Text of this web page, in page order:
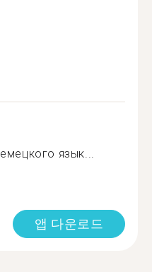
язык...
앱 다운로드